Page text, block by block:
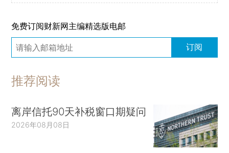
免费订阅财新网主编精选版电邮
订阅
推荐阅读
离岸信托90天补税窗口期疑问
2026年08月08日